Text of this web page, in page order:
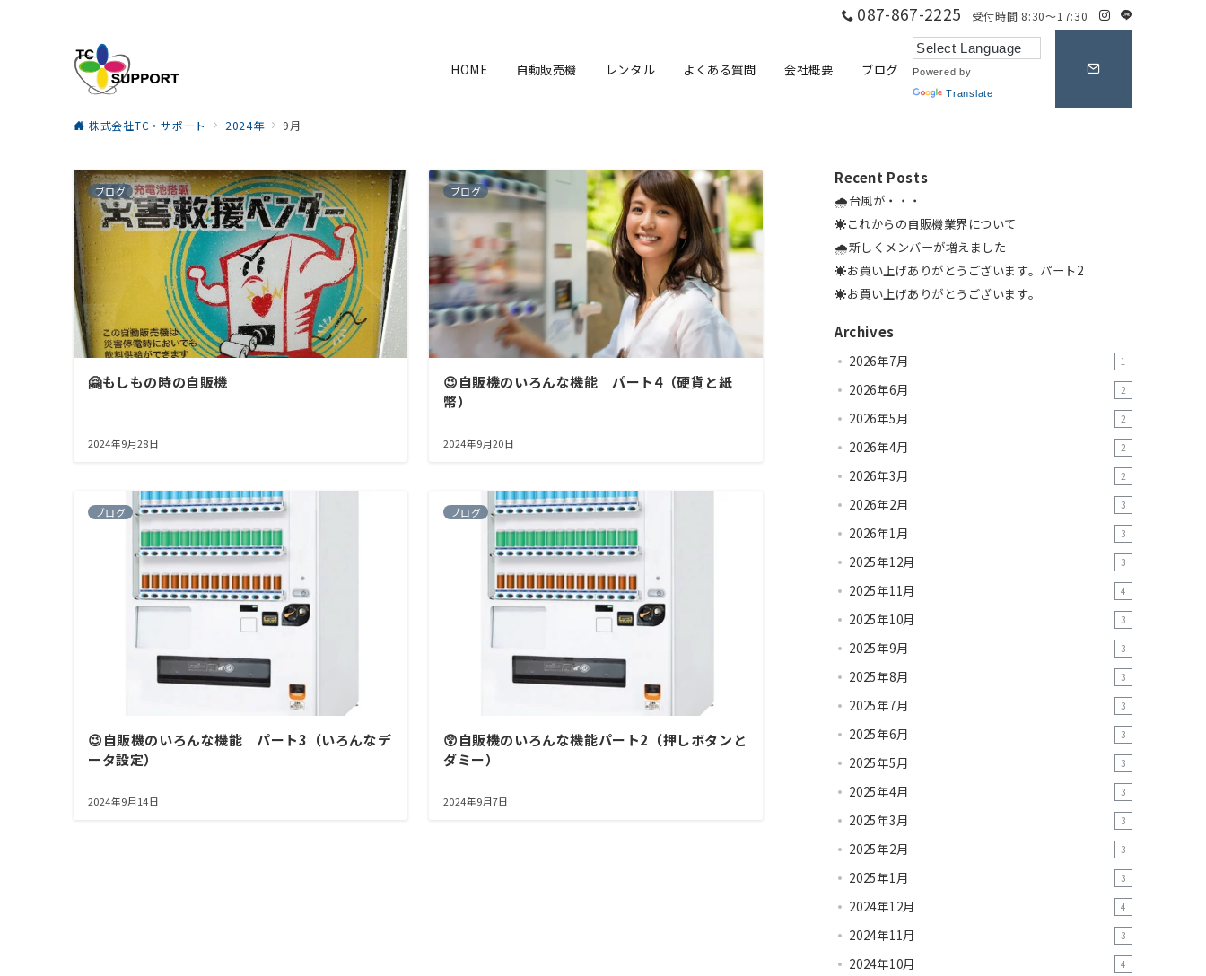
087-867-2225 受付時間 8:30～17:30
HOME 自動販売機 レンタル よくある質問 会社概要 ブログ
Powered by
Translate
株式会社TC・サポート 2024年 9月
ブログ
🤗もしもの時の自販機
2024年9月28日
ブログ
😉自販機のいろんな機能 パート4（硬貨と紙
幣）
2024年9月20日
ブログ
😉自販機のいろんな機能 パート3（いろんなデ
ータ設定）
2024年9月14日
ブログ
😲自販機のいろんな機能パート2（押しボタンと
ダミー）
2024年9月7日
Recent Posts
🌧️台風が・・・
☀️これからの自販機業界について
🌧️新しくメンバーが増えました
☀️お買い上げありがとうございます。パート2
☀️お買い上げありがとうございます。
Archives
2026年7月 1
2026年6月 2
2026年5月 2
2026年4月 2
2026年3月 2
2026年2月 3
2026年1月 3
2025年12月 3
2025年11月 4
2025年10月 3
2025年9月 3
2025年8月 3
2025年7月 3
2025年6月 3
2025年5月 3
2025年4月 3
2025年3月 3
2025年2月 3
2025年1月 3
2024年12月 4
2024年11月 3
2024年10月 4